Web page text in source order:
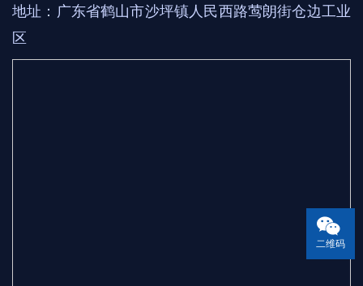
地址：广东省鹤山市沙坪镇人民西路莺朗街仓边工业
区
二维码